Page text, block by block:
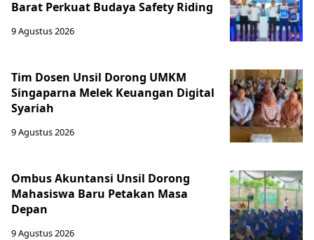
Barat Perkuat Budaya Safety Riding
9 Agustus 2026
Tim Dosen Unsil Dorong UMKM
Singaparna Melek Keuangan Digital
Syariah
9 Agustus 2026
Ombus Akuntansi Unsil Dorong
Mahasiswa Baru Petakan Masa
Depan
9 Agustus 2026